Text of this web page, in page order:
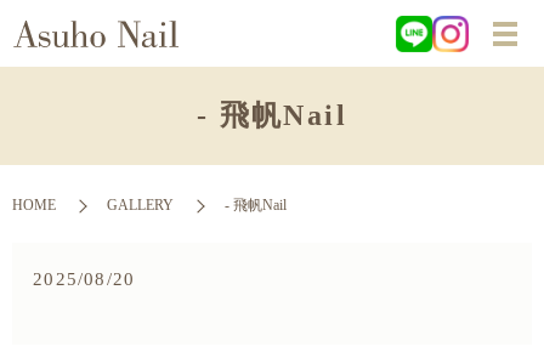
- 飛帆Nail
HOME GALLERY - 飛帆Nail
2025/08/20